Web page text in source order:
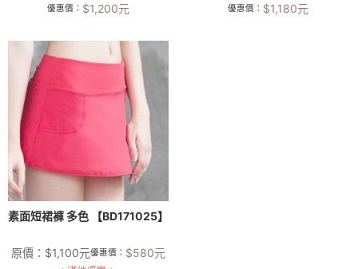
優惠價： $1,200元 優惠價： $1,180元
素面短裙褲 多色 【BD171025】
原價： $1,100元優惠價： $580元